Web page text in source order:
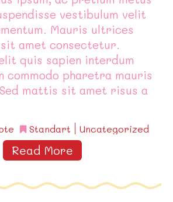
vestibulum velit
Mauris ultrices
amet consectetur.
quis sapien interdum
commodo pharetra mauris
mattis sit amet risus a
Standart Uncategorized
Read More